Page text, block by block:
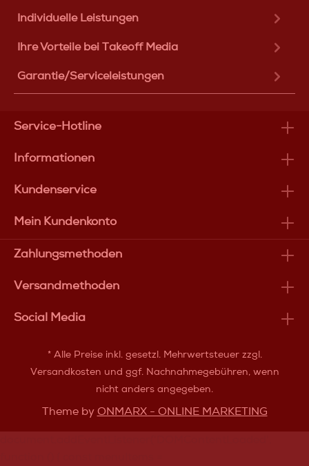
Individuelle Leistungen
Ihre Vorteile bei Takeoff Media
Garantie/Serviceleistungen
Service-Hotline
Informationen
Kundenservice
Mein Kundenkonto
Zahlungsmethoden
Versandmethoden
Social Media
* Alle Preise inkl. gesetzl. Mehrwertsteuer zzgl.
Versandkosten und ggf. Nachnahmegebühren, wenn
nicht anders angegeben.
Theme by ONMARX - ONLINE MARKETING